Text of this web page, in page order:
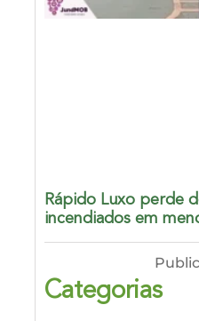
Rápido Luxo perde
incendiados em
Categorias